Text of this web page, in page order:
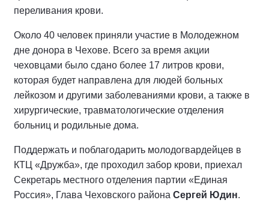
переливания крови.
Около 40 человек приняли участие в Молодежном
дне донора в Чехове. Всего за время акции
чеховцами было сдано более 17 литров крови,
которая будет направлена для людей больных
лейкозом и другими заболеваниями крови, а также в
хирургические, травматологические отделения
больниц и родильные дома.
Поддержать и поблагодарить молодогвардейцев в
КТЦ «Дружба», где проходил забор крови, приехал
Секретарь местного отделения партии «Единая
Россия», Глава Чеховского района Сергей Юдин.